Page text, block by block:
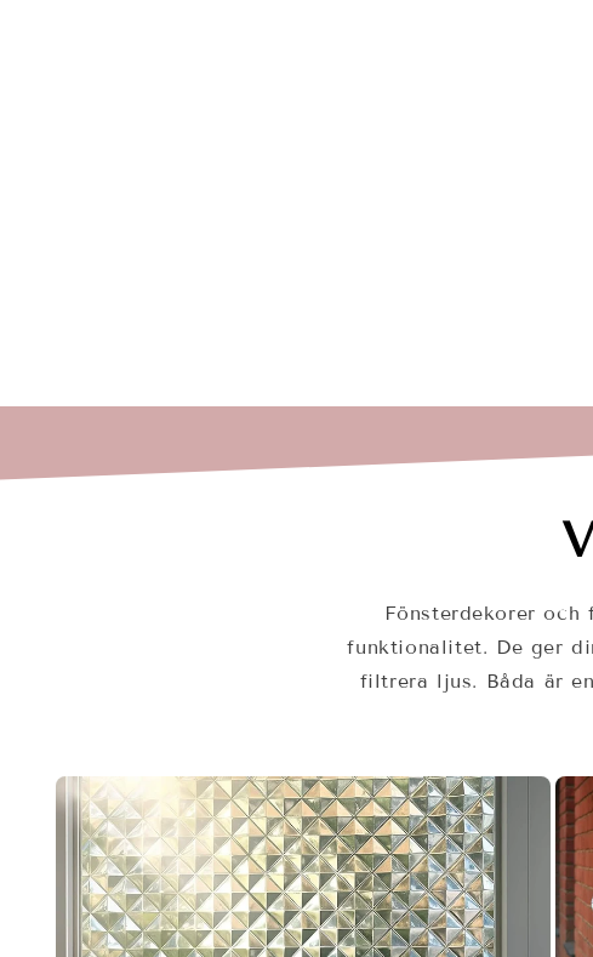
Fönsterdekorer
funktionalitet. De ger
filtrera ljus. Båda är